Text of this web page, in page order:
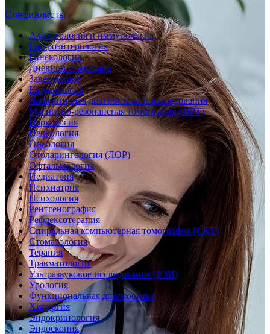
Специалисты
Аллергология и иммунология
Гастроэнтерология
Гинекология
Дневной стационар
Заведующие
Кардиология
Лабораторная диагностика и исследования
Магнитно-резонансная томография (МРТ)
Наркология
Неврология
Онкология
Отоларингология (ЛОР)
Офтальмология
Педиатрия
Психиатрия
Психология
Рентгенография
Рефлексотерапия
Спиральная компьютерная томография (СКТ)
Стоматология
Терапия
Травматология
Ультразвуковое исследование (УЗИ)
Урология
Функциональная диагностика
Хирургия
Эндокринология
Эндоскопия